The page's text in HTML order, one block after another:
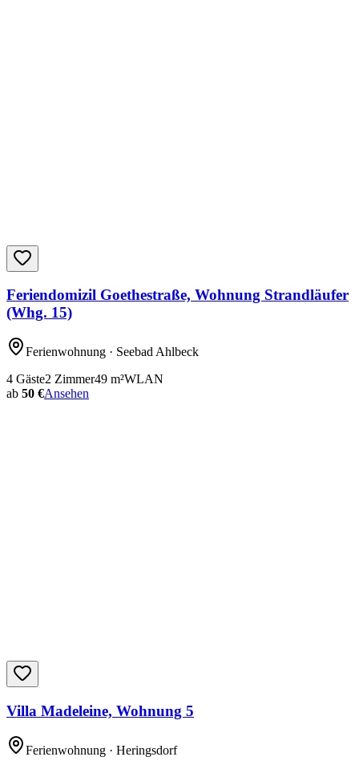
Feriendomizil Goethestraße, Wohnung Strandläufer
(Whg. 15)
Ferienwohnung · Seebad Ahlbeck
4 Gäste2 Zimmer49 m²WLAN
ab 50 €Ansehen
Villa Madeleine, Wohnung 5
Ferienwohnung · Heringsdorf